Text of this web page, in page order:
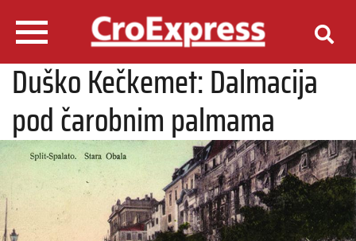
Duško Kečkemet: Dalmacija
pod čarobnim palmama